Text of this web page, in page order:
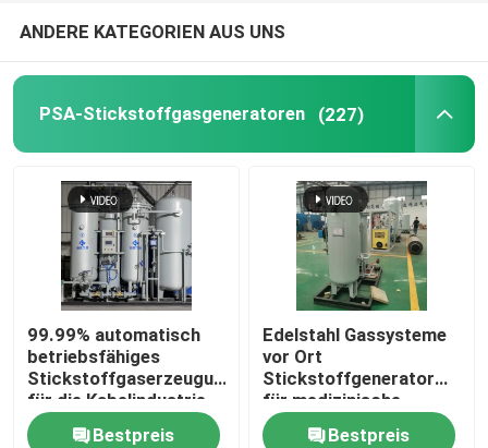
Modularer Stickstoffgenerator
Modularer Sauerstoffgenerator
ANDERE KATEGORIEN AUS UNS
PSA-Stickstoffgasgeneratoren (227)
99.99% automatisch
betriebsfähiges
Stickstoffgaserzeugungssystem
für die Kabelindustrie
Bestpreis
Edelstahl Gassysteme
vor Ort
Stickstoffgenerator
für medizinische
Zwecke mit Sterilisator
Bestpreis